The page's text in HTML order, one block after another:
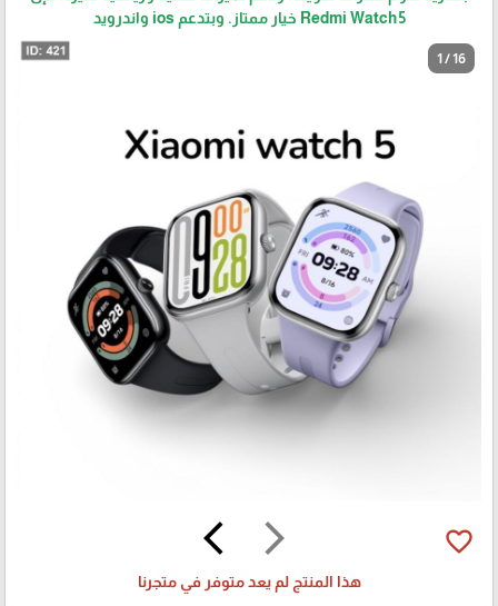
Redmi Watch 5 خيار ممتاز. وبتدعم ios واندرويد
1 / 16
arrow_forward_ios
arrow_back_ios favorite_border
هذا المنتج لم يعد متوفر في متجرنا